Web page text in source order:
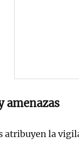
amenazas
atribuyen la